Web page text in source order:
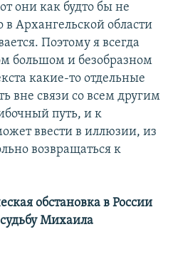
они как будто бы не
в Архангельской области
Поэтому я всегда
большом и безобразном
какие-то отдельные
вне связи со всем другим
путь, и к
ввести в иллюзии, из
возвращаться к
обстановка в России
Михаила